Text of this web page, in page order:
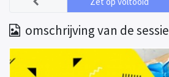
omschrijving van de sessie